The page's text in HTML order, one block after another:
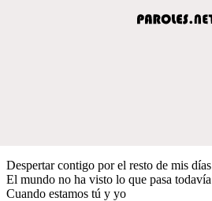
Despertar contigo por el resto de mis días
El mundo no ha visto lo que pasa todavía
Cuando estamos tú y yo